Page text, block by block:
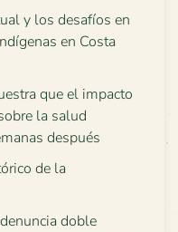
y los desafíos en
en Costa
que el impacto
la salud
después
de la
doble